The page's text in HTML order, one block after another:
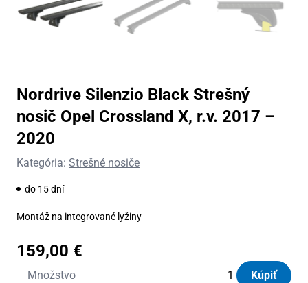
Nordrive Silenzio Black Strešný
nosič Opel Crossland X, r.v. 2017 –
2020
Kategória: Strešné nosiče
do 15 dní
Montáž na integrované lyžiny
159,00 €
Množstvo
množstvo
Kúpiť